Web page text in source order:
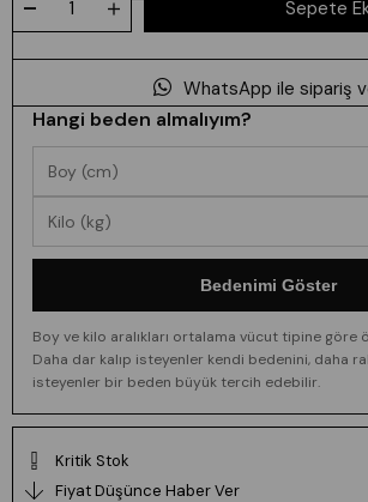
WhatsApp ile sipariş
Hangi beden almalıyım?
Bedenimi Göster
Boy ve kilo aralıkları ortalama vücut tipine göre
Daha dar kalıp isteyenler kendi bedenini, daha
isteyenler bir beden büyük tercih edebilir.
Kritik Stok
Fiyat Düşünce Haber Ver